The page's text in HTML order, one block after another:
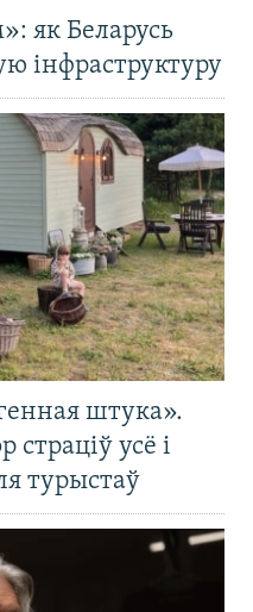
як Беларусь
інфраструктуру
штука».
страціў усё і
турыстаў